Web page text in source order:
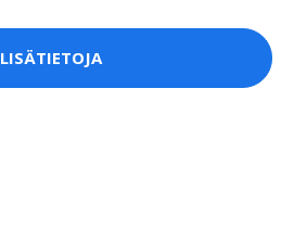
LISÄTIETOJA